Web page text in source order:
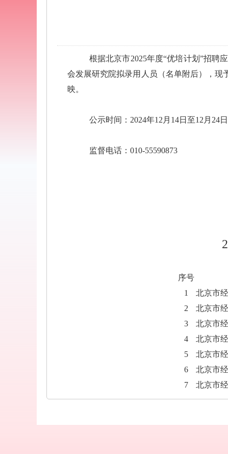
根据北京市2025年度“优培计划”招聘
会发展研究院拟录用人员（名单附后），现
映。
公示时间：2024年12月14日至12月24日
监督电话：010-55590873
北京市经
2024年
序号
1
北京市
2
北京市
3
北京市
4
北京市
5
北京市
6
北京市
7
北京市